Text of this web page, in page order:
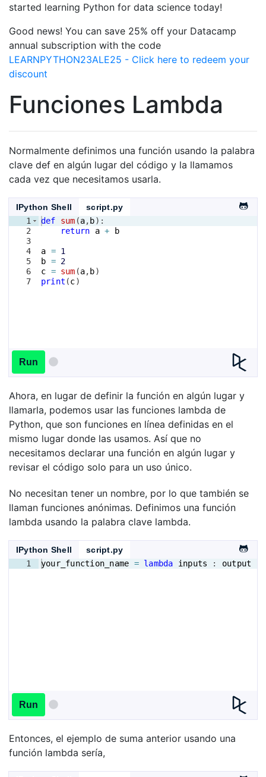
started learning Python for data science today!
Good news! You can save 25% off your Datacamp
annual subscription with the code
LEARNPYTHON23ALE25 - Click here to redeem your
discount
Funciones Lambda
Normalmente definimos una función usando la palabra
clave def en algún lugar del código y la llamamos
cada vez que necesitamos usarla.
IPython Shell
script.py
1
2
3
4
5
6
7
def sum (a, b) :
return
a + b
a = 1
b = 2
c = sum (a, b)
print (c)
Run
Ahora, en lugar de definir la función en algún lugar y
llamarla, podemos usar las funciones lambda de
Python, que son funciones en línea definidas en el
mismo lugar donde las usamos. Así que no
necesitamos declarar una función en algún lugar y
revisar el código solo para un uso único.
No necesitan tener un nombre, por lo que también se
llaman funciones anónimas. Definimos una función
lambda usando la palabra clave lambda.
IPython Shell
script.py
1
your_function_name = lambda inputs : output
Run
Entonces, el ejemplo de suma anterior usando una
función lambda sería,